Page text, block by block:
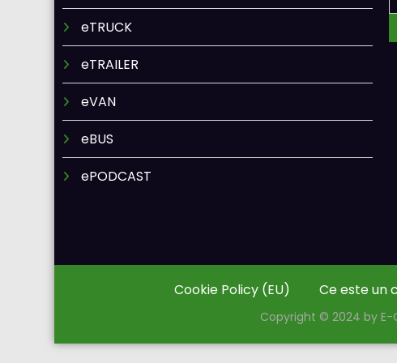
eTRUCK
eTRAILER
eVAN
eBUS
ePODCAST
Cookie Policy (EU) Ce este un
Copyright © 2024 by E-